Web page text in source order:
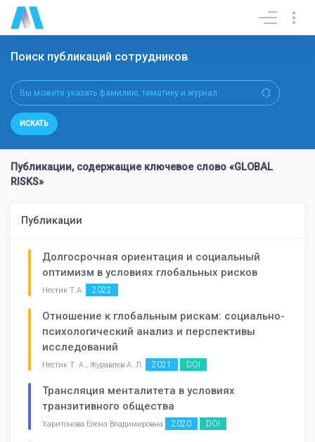
Поиск публикаций сотрудников
ИСКАТЬ
Публикации, содержащие ключевое слово «GLOBAL
RISKS»
Публикации
Долгосрочная ориентация и социальный
оптимизм в условиях глобальных рисков
Нестик Т.А. 2022
Отношение к глобальным рискам: социально-
психологический анализ и перспективы
исследований
Нестик Т. А., Журавлев А. Л. 2021 DOI
Трансляция менталитета в условиях
транзитивного общества
Харитонова Елена Владимировна 2020 DOI